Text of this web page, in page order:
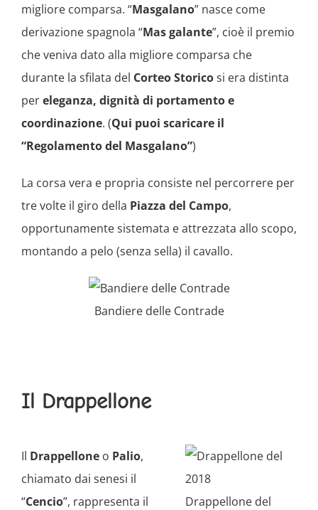
migliore comparsa. “Masgalano” nasce come
derivazione spagnola “Mas galante”, cioè il premio
che veniva dato alla migliore comparsa che
durante la sfilata del Corteo Storicosi era distinta
pereleganza, dignità di portamento e
coordinazione. (Qui puoi scaricare il
“Regolamento del Masgalano”)
La corsa vera e propria consiste nel percorrere per
tre volte il giro della Piazza del Campo,
opportunamente sistemata e attrezzata allo scopo,
montando a pelo (senza sella) il cavallo.
Bandiere delle Contrade
Il Drappellone
Drappellone del
Il Drappellone o Palio,
chiamato dai senesi il
“Cencio”, rappresenta il